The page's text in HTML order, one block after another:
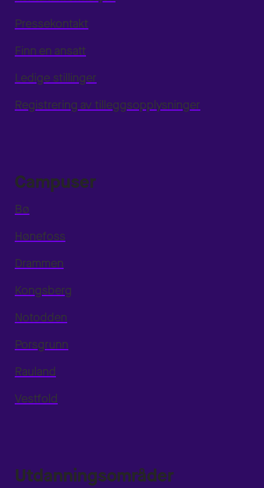
Pressekontakt
Finn en ansatt
Ledige stillinger
Registrering av tilleggsopplysninger
Campuser
Bø
Hønefoss
Drammen
Kongsberg
Notodden
Porsgrunn
Rauland
Vestfold
Utdanningsområder